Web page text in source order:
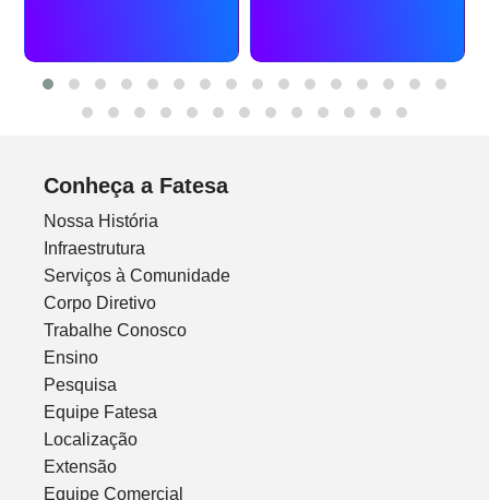
Conheça a Fatesa
Nossa História
Infraestrutura
Serviços à Comunidade
Corpo Diretivo
Trabalhe Conosco
Ensino
Pesquisa
Equipe Fatesa
Localização
Extensão
Equipe Comercial